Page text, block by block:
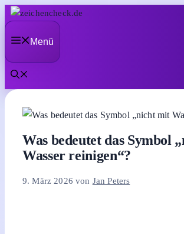
Zum
Inhalt
springenMenü
Was bedeutet das Symbol
Wasser reinigen“?
9. März 2026 von Jan Peters